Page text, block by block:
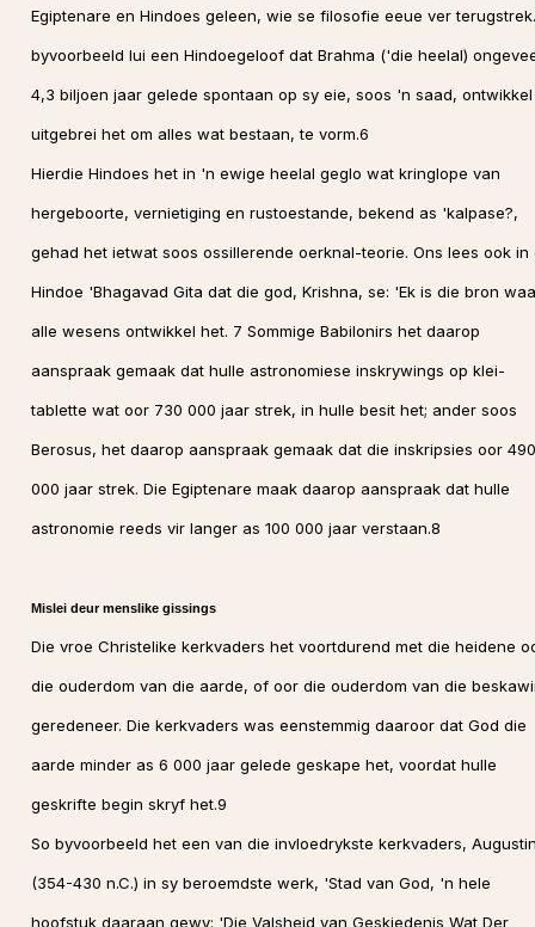
Egiptenare en Hindoes geleen, wie se filosofie eeue ver
byvoorbeeld lui een Hindoegeloof dat Brahma ('die heelal)
4,3 biljoen jaar gelede spontaan op sy eie, soos 'n saad,
uitgebrei het om alles wat bestaan, te vorm.6
Hierdie Hindoes het in 'n ewige heelal geglo wat kringlope van
hergeboorte, vernietiging en rustoestande, bekend as 'kalpase?,
gehad het ietwat soos ossillerende oerknal-teorie. Ons lees ook in
Hindoe 'Bhagavad Gita dat die god, Krishna, se: 'Ek is die bron
alle wesens ontwikkel het. 7 Sommige Babilonirs het daarop
aanspraak gemaak dat hulle astronomiese inskrywings op klei-
tablette wat oor 730 000 jaar strek, in hulle besit het; ander soos
Berosus, het daarop aanspraak gemaak dat die inskripsies oor 490
000 jaar strek. Die Egiptenare maak daarop aanspraak dat hulle
astronomie reeds vir langer as 100 000 jaar verstaan.8
Mislei deur menslike gissings
Die vroe Christelike kerkvaders het voortdurend met die heidene
die ouderdom van die aarde, of oor die ouderdom van die
geredeneer. Die kerkvaders was eenstemmig daaroor dat God die
aarde minder as 6 000 jaar gelede geskape het, voordat hulle
geskrifte begin skryf het.9
So byvoorbeeld het een van die invloedrykste kerkvaders,
(354-430 n.C.) in sy beroemdste werk, 'Stad van God, 'n hele
hoofstuk daaraan gewy: 'Die Valsheid van Geskiedenis Wat Der